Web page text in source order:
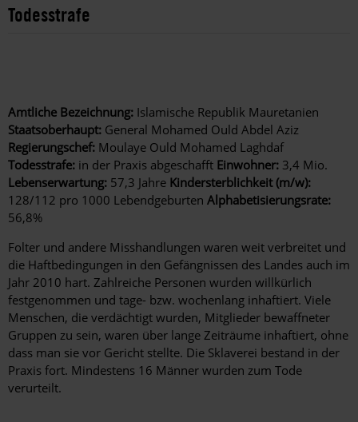
Todesstrafe
Amtliche Bezeichnung: Islamische Republik Mauretanien
Staatsoberhaupt: General Mohamed Ould Abdel Aziz
Regierungschef: Moulaye Ould Mohamed Laghdaf
Todesstrafe: in der Praxis abgeschafft Einwohner: 3,4 Mio.
Lebenserwartung: 57,3 Jahre Kindersterblichkeit (m/w):
128/112 pro 1000 Lebendgeburten Alphabetisierungsrate:
56,8%
Folter und andere Misshandlungen waren weit verbreitet und
die Haftbedingungen in den Gefängnissen des Landes auch im
Jahr 2010 hart. Zahlreiche Personen wurden willkürlich
festgenommen und tage- bzw. wochenlang inhaftiert. Viele
Menschen, die verdächtigt wurden, Mitglieder bewaffneter
Gruppen zu sein, waren über lange Zeiträume inhaftiert, ohne
dass man sie vor Gericht stellte. Die Sklaverei bestand in der
Praxis fort. Mindestens 16 Männer wurden zum Tode
verurteilt.